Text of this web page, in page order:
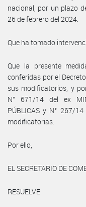
nacional, por un plazo
26 de febrero del 2024.
Que ha tomado
Que la presente
conferidas por el
sus modificatorios, y
N° 671/14 del ex
PÚBLICAS y N° 267/
modificatorias.
Por ello,
EL SECRETARIO DE
RESUELVE: